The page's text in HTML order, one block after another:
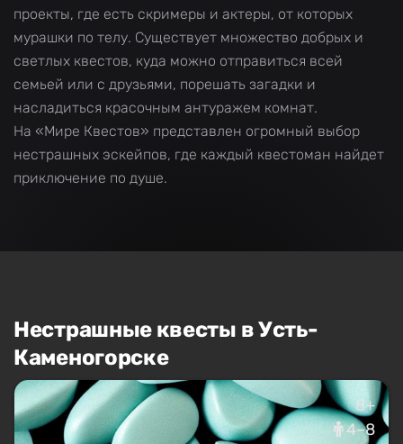
проекты, где есть скримеры и актеры, от которых
мурашки по телу. Существует множество добрых и
светлых квестов, куда можно отправиться всей
семьей или с друзьями, порешать загадки и
насладиться красочным антуражем комнат.
На «Мире Квестов» представлен огромный выбор
нестрашных эскейпов, где каждый квестоман найдет
приключение по душе.
Нестрашные квесты в Усть-
Каменогорске
8+
4–8